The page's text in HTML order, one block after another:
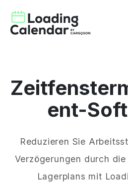
ent-
Reduzieren Sie
Verzögerungen durch
Lagerplans mit